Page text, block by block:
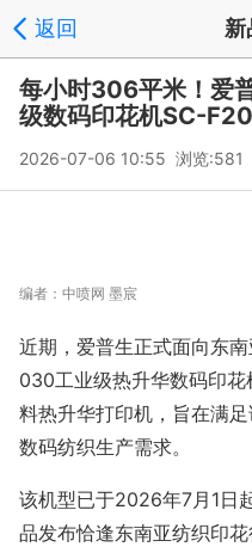
返回 新
每小时306平米！爱
级数码印花机SC-
2026-07-06 10:55 浏览:581
编者： 中喷网 墨宸
近期，爱普生正式面向东
030工业级热升华数码印
料热升华打印机，旨在满
数码纺织生产需求。
该机型已于2026年7月1日
品发布恰逢东南亚纺织印